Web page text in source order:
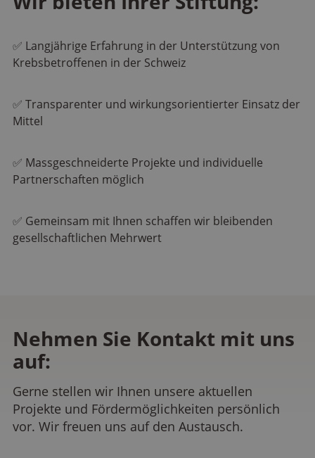
✅ Langjährige Erfahrung in der Unterstützung von
Krebsbetroffenen in der Schweiz
✅ Transparenter und wirkungsorientierter Einsatz der
Mittel
✅ Massgeschneiderte Projekte und individuelle
Partnerschaften möglich
✅ Gemeinsam mit Ihnen schaffen wir bleibenden
gesellschaftlichen Mehrwert
Nehmen Sie Kontakt mit uns
auf:
Gerne stellen wir Ihnen unsere aktuellen
Projekte und Fördermöglichkeiten persönlich
vor. Wir freuen uns auf den Austausch.